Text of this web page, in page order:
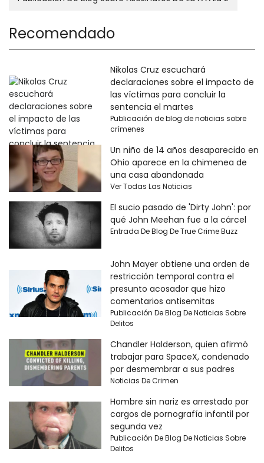
Recomendado
Nikolas Cruz escuchará
declaraciones sobre el impacto de
las víctimas para concluir la
sentencia el martes
Publicación de blog de noticias sobre
crímenes
Un niño de 14 años desaparecido en
Ohio aparece en la chimenea de
una casa abandonada
Ver Todas Las Noticias
El sucio pasado de 'Dirty John': por
qué John Meehan fue a la cárcel
Entrada De Blog De True Crime Buzz
John Mayer obtiene una orden de
restricción temporal contra el
presunto acosador que hizo
comentarios antisemitas
Publicación De Blog De Noticias Sobre
Delitos
Chandler Halderson, quien afirmó
trabajar para SpaceX, condenado
por desmembrar a sus padres
Noticias De Crimen
Hombre sin nariz es arrestado por
cargos de pornografía infantil por
segunda vez
Publicación De Blog De Noticias Sobre
Delitos